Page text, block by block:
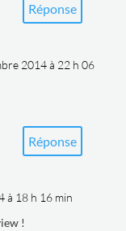
Réponse
2014 à 22 h 06
Réponse
à 18 h 16 min
!